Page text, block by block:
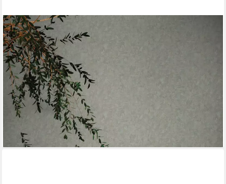
A.S. CRÉATION
Vliestapete Natural Living Putzoptik, leicht strukturiert, matt,
gemustert, neutral, (1 St), Strukturtapete PVC-Frei,
skandinavisch, Flur
ab 19,40 € UVP61,95 €
(3,65 €/ 1 qm)
-69%
lieferbar - in 4-5 Werktagen bei dir